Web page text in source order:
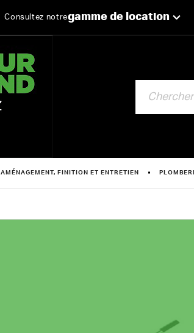
Consultez notregamme de location
AMÉNAGEMENT, FINITION ET ENTRETIEN